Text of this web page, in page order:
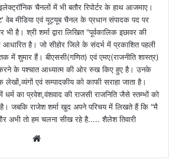
चैनलों में भी बतौर रिपोर्टर के हाथ आजमाए।
वेब मीडिया एवं यूट्यूब चैनल के प्रधान संपादक पद पर
है। श्री शर्मा द्वारा लिखित "पूर्वकालिक इछावर की
आधारित है। जो सीहोर जिले के संदर्भ में प्रकाशित पहली
में शुमार हैं। बीएससी(गणित) एवं एमए(राजनीति शास्त्र)
करने के पश्चात आध्यात्म की ओर रुख किए हुए है। उनके
लेखों,व्यंगों एवं सम्पादकीय को काफी सराहा जाता है।
धर्म का प्रवेश,वंशवाद की राजसी राजनिति जैसे स्तम्भों को
जबकि राजेश शर्मा खुद अपने परिचय में लिखते हैं कि "मै
अभी तो हम चलना सीख रहे है..... शैलेश तिवारी